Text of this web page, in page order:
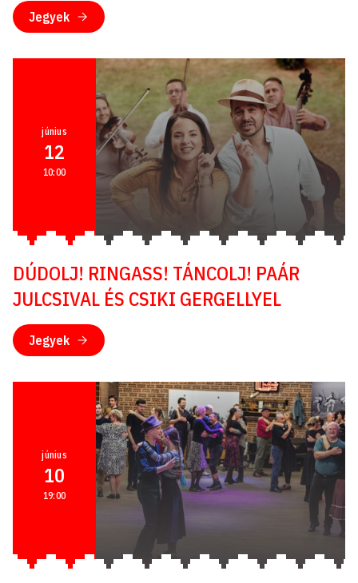
Jegyek
június
12
10:00
DÚDOLJ! RINGASS! TÁNCOLJ! PAÁR
JULCSIVAL ÉS CSIKI GERGELLYEL
Jegyek
június
10
19:00